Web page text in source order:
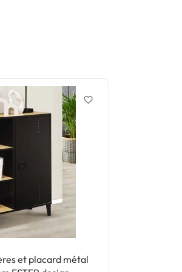
et placard métal
favorite_border